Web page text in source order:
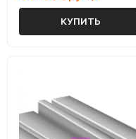
КУПИТЬ